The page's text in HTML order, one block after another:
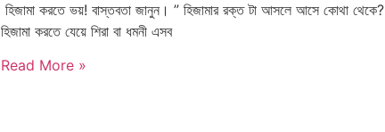
হিজামা করতে ভয়! বাস্তবতা জানুন। ” হিজামার রক্ত টা আসলে আসে কোথা থেকে?
হিজামা করতে যেয়ে শিরা বা ধমনী এসব
Read More »